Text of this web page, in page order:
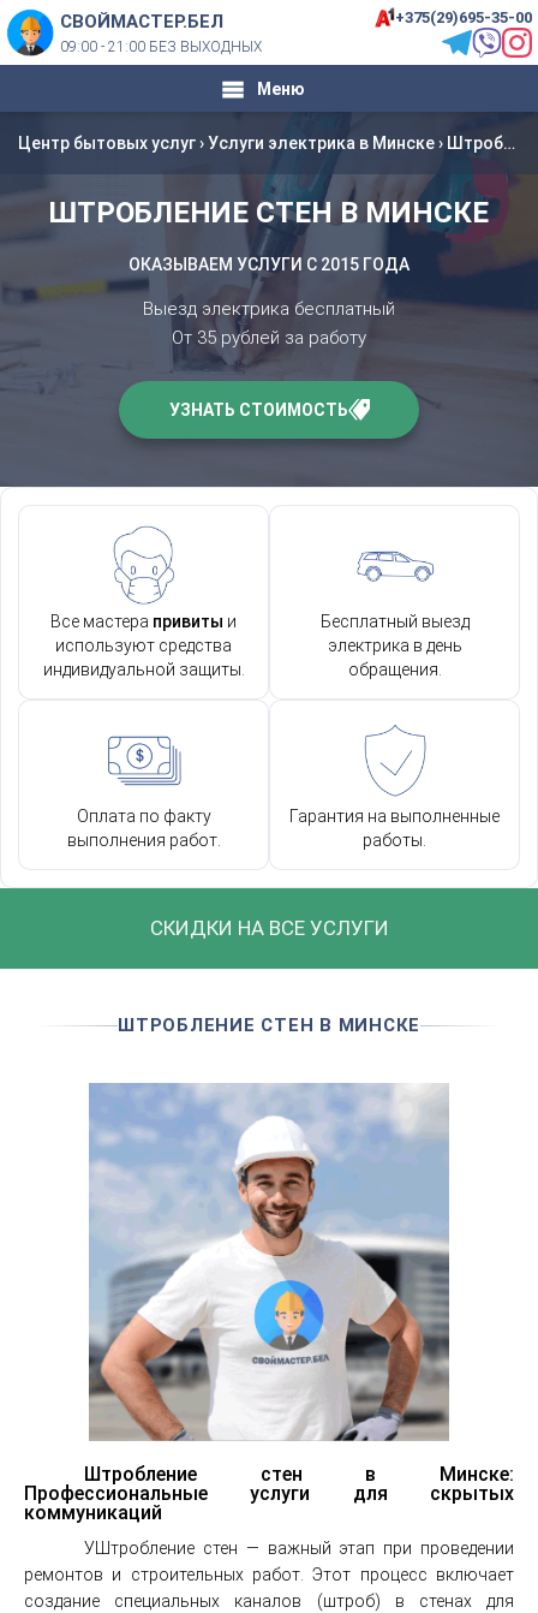
СВОЙМАСТЕР.БЕЛ
09:00 - 21:00 БЕЗ ВЫХОДНЫХ
+375(29)695-35-00
Меню
Центр бытовых услуг›Услуги электрика в Минске› Штробление стен в Минске
ШТРОБЛЕНИЕ СТЕН В МИНСКЕ
ОКАЗЫВАЕМ УСЛУГИ С 2015 ГОДА
Выезд электрика бесплатный
От 35 рублей за работу
УЗНАТЬ СТОИМОСТЬ
Все мастера привиты и
используют средства
индивидуальной защиты.
Бесплатный выезд
электрика в день
обращения.
Оплата по факту
выполнения работ.
Гарантия на выполненные
работы.
СКИДКИ НА ВСЕ УСЛУГИ
ШТРОБЛЕНИЕ СТЕН В МИНСКЕ
Штробление стен в Минске:
Профессиональные услуги для скрытых
коммуникаций
УШтробление стен — важный этап при проведении
ремонтов и строительных работ. Этот процесс включает
создание специальных каналов (штроб) в стенах для